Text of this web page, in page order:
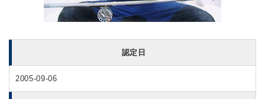
認定日
2005-09-06